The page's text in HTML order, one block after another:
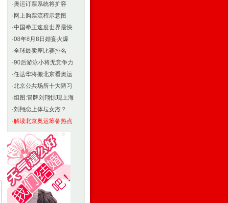
·奥运订票系统将扩容
· 网上购票流程示意图
·中国拳王速度世界最快
·08年8月8日婚宴火爆
·全球最卖座比赛排名
·90后游泳小将无竞争力
·任达华将搬北京看奥运
·北京公共场所十大陋习
·组图:冒牌刘翔惊现上海
·刘翔恋上体坛女杰？
·解读北京奥运筹备热点